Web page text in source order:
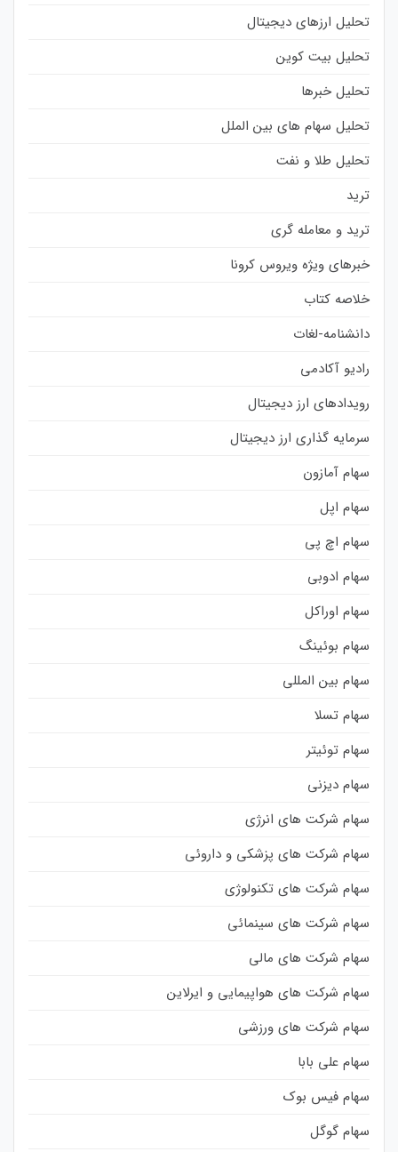
تحلیل ارزهای دیجیتال
تحلیل بیت کوین
تحلیل خبرها
تحلیل سهام های بین الملل
تحلیل طلا و نفت
ترید
ترید و معامله گری
خبرهای ویژه ویروس کرونا
خلاصه کتاب
دانشنامه-لغات
رادیو آکادمی
رویدادهای ارز دیجیتال
سرمایه گذاری ارز دیجیتال
سهام آمازون
سهام اپل
سهام اچ پی
سهام ادوبی
سهام اوراکل
سهام بوئینگ
سهام بین المللی
سهام تسلا
سهام توئیتر
سهام دیزنی
سهام شرکت های انرژی
سهام شرکت های پزشکی و داروئی
سهام شرکت های تکنولوژی
سهام شرکت های سینمائی
سهام شرکت های مالی
سهام شرکت های هواپیمایی و ایرلاین
سهام شرکت های ورزشی
سهام علی بابا
سهام فیس بوک
سهام گوگل